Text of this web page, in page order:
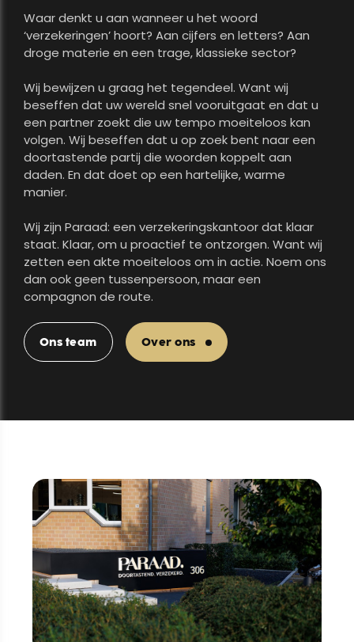
Waar denkt u aan wanneer u het woord
‘verzekeringen’ hoort? Aan cijfers en letters? Aan
droge materie en een trage, klassieke sector?
Wij bewijzen u graag het tegendeel. Want wij
beseffen dat uw wereld snel vooruitgaat en dat u
een partner zoekt die uw tempo moeiteloos kan
volgen. Wij beseffen dat u op zoek bent naar een
doortastende partij die woorden koppelt aan
daden. En dat doet op een hartelijke, warme
manier.
Wij zijn Paraad: een verzekeringskantoor dat klaar
staat. Klaar, om u proactief te ontzorgen. Want wij
zetten een akte moeiteloos om in actie. Noem ons
dan ook geen tussenpersoon, maar een
compagnon de route.
Ons team Over ons